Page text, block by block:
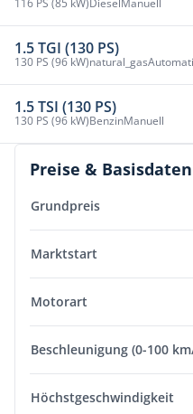
116 PS (85 kW)Diesel Manuell
1.5 TGI (130 PS)
130 PS (96 kW)natural_gas
1.5 TSI (130 PS)
130 PS (96 kW)BenzinManuell
Preise & Basisdaten
Grundpreis
Marktstart
Motorart
Beschleunigung (0-100
Höchstgeschwindigkeit